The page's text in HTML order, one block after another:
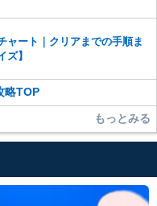
ャート｜クリアまでの手順ま
ズ】
略TOP
もっとみる